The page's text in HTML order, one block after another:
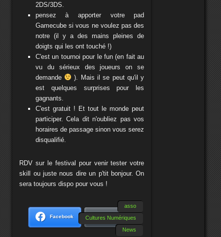
2DS/3DS.
pensez à apporter votre pad
Gamecube si vous ne voulez pas des
notre (il y a des mains pleines de
doigts qui les ont touché !)
C'est un tournoi pour le fun (en fait au
vu du sérieux des joueurs on se
demande
). Mais il se peut qu'il y
est quelques surprises pour les
gagnants.
C'est gratuit ! Et tout le monde peut
participer. Cela dit n'oubliez pas vos
horaires de passage sinon vous serez
disqualifié.
RDV sur le festival pour venir tester votre
skill ou juste nous dire un p'tit bonjour. On
sera toujours dispo pour vous !
Facebook Bluesky
asso
Cultures Numériques
News